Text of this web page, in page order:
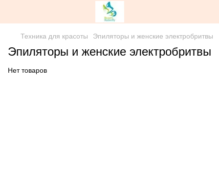
Техника для красоты Эпиляторы и женские электробритвы
Эпиляторы и женские электробритвы
Нет товаров